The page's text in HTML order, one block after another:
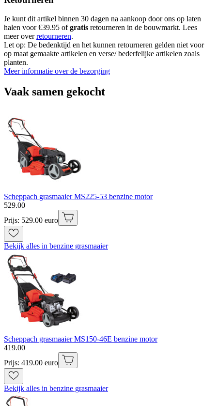
Je kunt dit artikel binnen 30 dagen na aankoop door ons op laten
halen voor €39.95 ofgratis retourneren in de bouwmarkt. Lees
meer overretourneren.
Let op: De bedenktijd en het kunnen retourneren gelden niet voor
op maat gemaakte artikelen en verse/ bederfelijke artikelen zoals
planten.
Meer informatie over de bezorging
Vaak samen gekocht
Scheppach grasmaaier MS225-53 benzine motor
529.00
Prijs: 529.00 euro
Bekijk alles in benzine grasmaaier
Scheppach grasmaaier MS150-46E benzine motor
419.00
Prijs: 419.00 euro
Bekijk alles in benzine grasmaaier